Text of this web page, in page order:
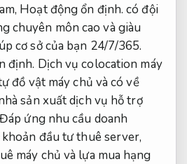
Hoạt động ổn định. có đội
chuyên môn cao và giàu
cơ sở của bạn 24/7/365.
định. Dịch vụ colocation máy
đồ vật máy chủ và có về
sản xuất dịch vụ hỗ trợ
Đáp ứng nhu cầu doanh
đầu tư thuê server,
máy chủ và lựa mua hạng